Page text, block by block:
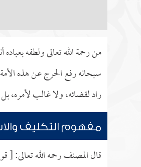
من رحمة الله تعالى ولطفه
سبحانه رفع الحرج عن هذه
راد لقضائه، ولا غالب لأمره،
مفهوم التكليف
قال المصنف رحمه الله تعالى: [